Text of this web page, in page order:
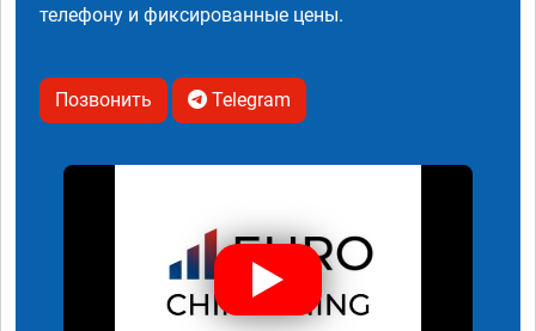
телефону и фиксированные цены.
Позвонить Telegram